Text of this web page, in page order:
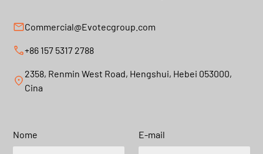
Commercial@Evotecgroup.com
+86 157 5317 2788
2358, Renmin West Road, Hengshui, Hebei 053000,
Cina
Nome E-mail